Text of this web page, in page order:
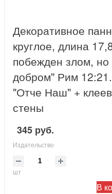
Декоративное
круглое, длина
побежден злом,
добром" Рим
"Отче Наш" +
стены
345 руб.
Издательство
шт
В